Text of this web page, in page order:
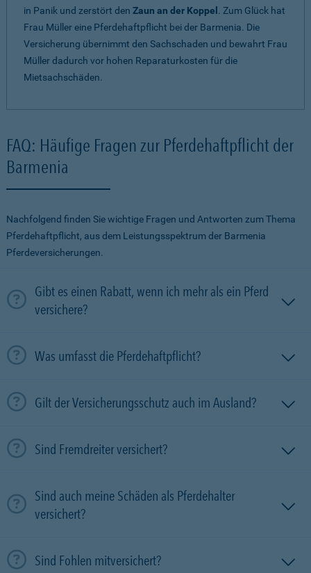
in Panik und zerstört den Zaun an der Koppel . Zum Glück hat
Frau Müller eine Pferdehaftpflicht bei der Barmenia. Die
Versicherung übernimmt den Sachschaden und bewahrt Frau
Müller dadurch vor hohen Reparaturkosten für die
Mietsachschäden.
FAQ: Häufige Fragen zur Pferdehaftpflicht der
Barmenia
Nachfolgend finden Sie wichtige Fragen und Antworten zum Thema
Pferdehaftpflicht, aus dem Leistungsspektrum der Barmenia
Pferdeversicherungen.
Gibt es einen Rabatt, wenn ich mehr als ein Pferd
versichere?
Was umfasst die Pferdehaftpflicht?
Gilt der Versicherungsschutz auch im Ausland?
Sind Fremdreiter versichert?
Sind auch meine Schäden als Pferdehalter
versichert?
Sind Fohlen mitversichert?